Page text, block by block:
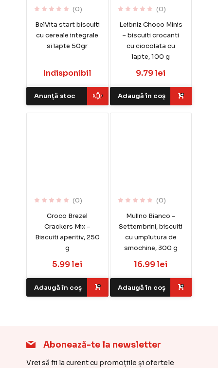
(0)
BelVita start biscuiti
cu cereale integrale
si lapte 50gr
Indisponibil
Anunță stoc
(0)
Leibniz Choco Minis
– biscuiti crocanti
cu ciocolata cu
lapte, 100 g
9.79 lei
Adaugă în coș
(0)
Croco Brezel
Crackers Mix –
Biscuiti aperitiv, 250
g
5.99 lei
Adaugă în coș
(0)
Mulino Bianco –
Settembrini, biscuiti
cu umplutura de
smochine, 300 g
16.99 lei
Adaugă în coș
Abonează-te la newsletter
Vrei să fii la curent cu promoțiile și ofertele